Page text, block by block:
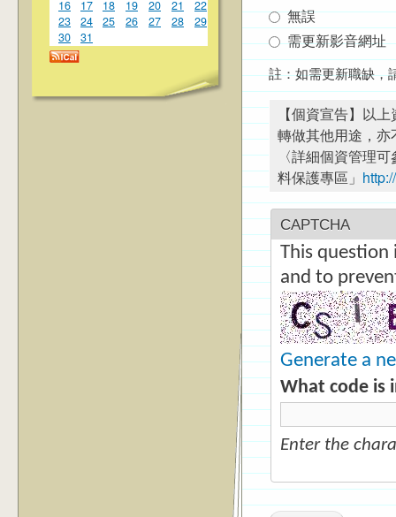
16
17 18 19 20 21
22
23
24 25 26 27 28
29
30
31
無誤
需更新影音網址
註：如需更新職缺，
【個資宣告】以
轉做其他用途，
〈詳細個資管理
料保護專區」
CAPTCHA
This
and to
Generate a
What code is
Enter the